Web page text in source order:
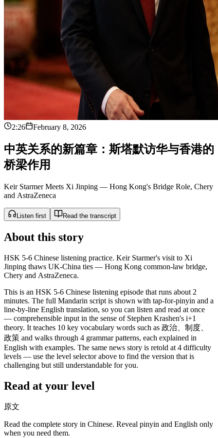
2:26 February 8, 2026
中英关系的新篇章 ： 斯塔默访华与香港的
桥梁作用
Keir Starmer Meets Xi Jinping — Hong Kong's Bridge Role, Chery
and AstraZeneca
Listen first Read the transcript
About this story
HSK 5-6 Chinese listening practice. Keir Starmer's visit to Xi
Jinping thaws UK-China ties — Hong Kong common-law bridge,
Chery and AstraZeneca.
This is an HSK 5-6 Chinese listening episode that runs about 2
minutes. The full Mandarin script is shown with tap-for-pinyin and a
line-by-line English translation, so you can listen and read at once
— comprehensible input in the sense of Stephen Krashen's i+1
theory. It teaches 10 key vocabulary words such as 政治、制度、
政策 and walks through 4 grammar patterns, each explained in
English with examples. The same news story is retold at 4 difficulty
levels — use the level selector above to find the version that is
challenging but still understandable for you.
Read at your level
原文
Read the complete story in Chinese. Reveal pinyin and English only
when you need them.